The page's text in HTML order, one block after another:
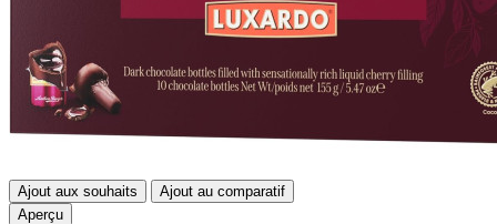
Ajout aux souhaits
Ajout au comparatif
Aperçu